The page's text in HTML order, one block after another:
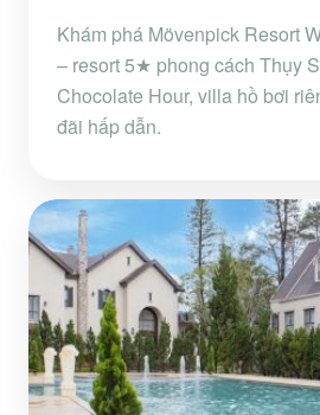
Khám phá Mövenpick Resort
– resort 5★ phong cách Thụy
Chocolate Hour, villa hồ bơi
đãi hấp dẫn.